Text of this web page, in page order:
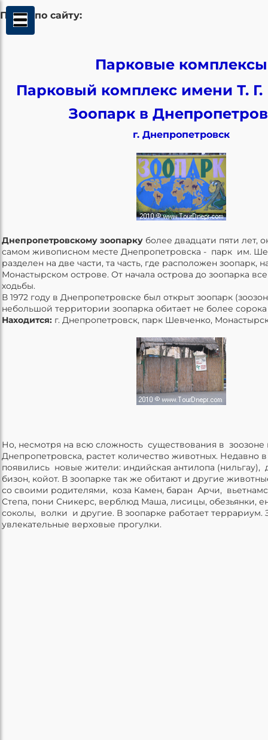
Поиск по сайту:
Парковые комплексы
Парковый комплекс имени Т.
Зоопарк в
г. Днепропетровск
Днепропетровскому зоопарку более двадцати пяти лет,
самом живописном месте Днепропетровска - парк им.
разделен на две части, та часть, где расположен зоопарк,
Монастырском острове. От начала острова до зоопарка
ходьбы.
В 1972 году в Днепропетровске был открыт зоопарк
небольшой территории зоопарка обитает не более
Находится: г. Днепропетровск, парк Шевченко,
Но, несмотря на всю сложность существования в зоозоне
Днепропетровска, растет количество животных. Недавно
появились новые жители: индийская антилопа (нильгау),
бизон, койот. В зоопарке так же обитают и другие
со своими родителями, коза Камен, баран Арчи,
Степа, пони Сникерс, верблюд Маша, лисицы, обезьянки,
соколы, волки и другие. В зоопарке работает террариум.
увлекательные верховые прогулки.